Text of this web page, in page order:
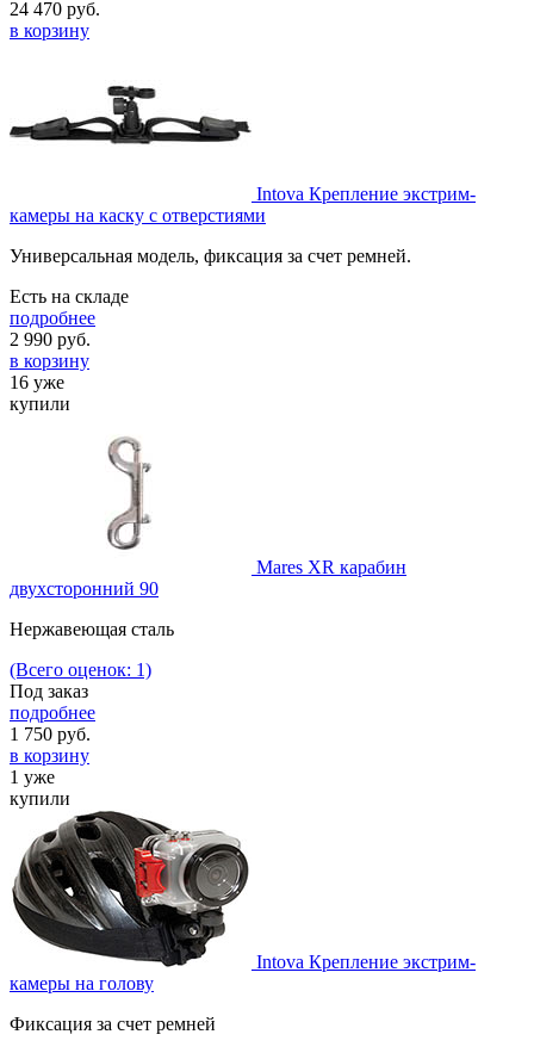
24 470 руб.
в корзину
Intova Крепление экстрим-
камеры на каску с отверстиями
Универсальная модель, фиксация за счет ремней.
Есть на складе
подробнее
2 990 руб.
в корзину
16 уже
купили
Mares XR карабин
двухсторонний 90
Нержавеющая сталь
(Всего оценок: 1)
Под заказ
подробнее
1 750 руб.
в корзину
1 уже
купили
Intova Крепление экстрим-
камеры на голову
Фиксация за счет ремней